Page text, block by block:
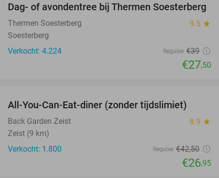
29%
Dag- of avondentree bij Thermen Soesterberg
Thermen Soesterberg 9.5 star
Soesterberg
Verkocht: 4.224
Regulier €39
€27,50
All-You-Can-Eat-diner (zonder tijdslimiet)
Back Garden Zeist 8.9 star
Zeist (9 km)
Verkocht: 1.800
Regulier €42,50
€26,95